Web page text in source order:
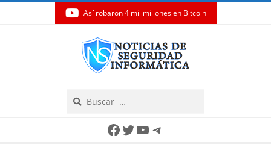
Así robaron 4 mil millones en Bitcoin
Facebook
Twitter
YouTube
Telegram